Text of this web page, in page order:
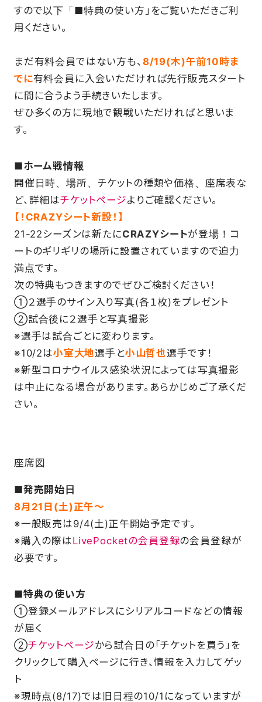
SHOP
CONTACT
お問い合わせ
スクール体験・入会希望
FAQ
すので以下「■特典の使い方」をご覧いただきご利
用ください。
まだ有料会員ではない方も、 8/19(木)午前10時ま
でに有料会員に入会いただければ先行販売スタート
に間に合うよう手続きいたします。
ぜひ多くの方に現地で観戦いただければと思いま
す。
■ホーム戦情報
開催日時、場所、チケットの種類や価格、座席表な
ど、詳細はチケットページよりご確認ください。
【！CRAZYシート新設！】
21-22シーズンは新たにCRAZYシートが登場！コ
ートのギリギリの場所に設置されていますので迫力
満点です。
次の特典もつきますのでぜひご検討ください！
①２選手のサイン入り写真(各１枚)をプレゼント
②試合後に２選手と写真撮影
※選手は試合ごとに変わります。
※10/2は小室大地選手と小山哲也選手です！
※新型コロナウイルス感染状況によっては写真撮影
は中止になる場合があります。あらかじめご了承くだ
さい。
座席図
■発売開始日
8月21日(土)正午～
※一般販売は9/4(土)正午開始予定です。
※購入の際はLivePocketの会員登録の会員登録が
必要です。
■特典の使い方
①登録メールアドレスにシリアルコードなどの情報
が届く
②チケットページから試合日の「チケットを買う」を
クリックして購入ページに行き、情報を入力してゲッ
ト
※現時点(8/17)では旧日程の10/1になっていますが